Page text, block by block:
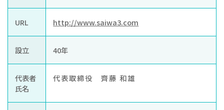
URL http://www.saiwa3.com
設立 40年
代表者
氏名
代表取締役 齊藤 和雄